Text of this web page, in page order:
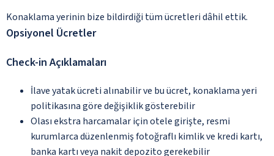
Konaklama yerinin bize bildirdiği tüm ücretleri dâhil ettik.
Opsiyonel Ücretler
Check-in Açıklamaları
İlave yatak ücreti alınabilir ve bu ücret, konaklama yeri
politikasına göre değişiklik gösterebilir
Olası ekstra harcamalar için otele girişte, resmi
kurumlarca düzenlenmiş fotoğraflı kimlik ve kredi kartı,
banka kartı veya nakit depozito gerekebilir